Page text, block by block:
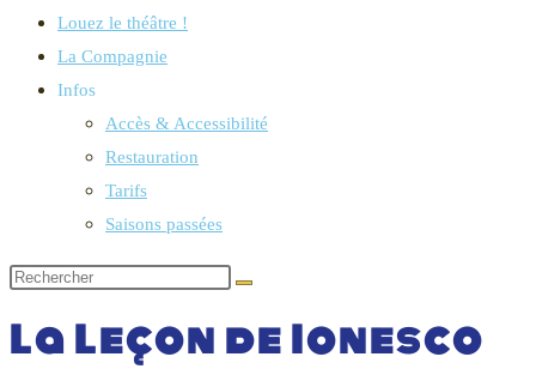
Louez le théâtre !
La Compagnie
Infos
Accès & Accessibilité
Restauration
Tarifs
Saisons passées
La Leçon de Ionesco